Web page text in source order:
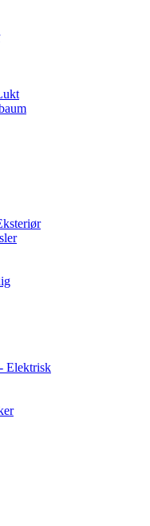
Elektrisk